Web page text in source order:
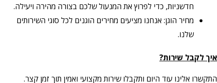
חדשניות, כדי לפרוץ את המנעול שלכם בצורה מהירה ויעילה.
מחיר הוגן: אנחנו מציעים מחירים הוגנים לכל סוגי השירותים
שלנו.
איך לקבל שירות?
התקשרו אלינו עוד היום ותקבלו שירות מקצועי ואמין תוך זמן קצר.